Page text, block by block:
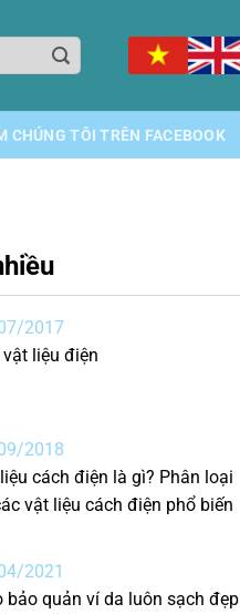
CHÚNG TÔI TRÊN FACEBOOK
2017
vật liệu điện
2018
cách điện là gì? Phân loại
vật liệu cách điện phổ biến
2021
bảo quản ví da luôn sạch đẹp